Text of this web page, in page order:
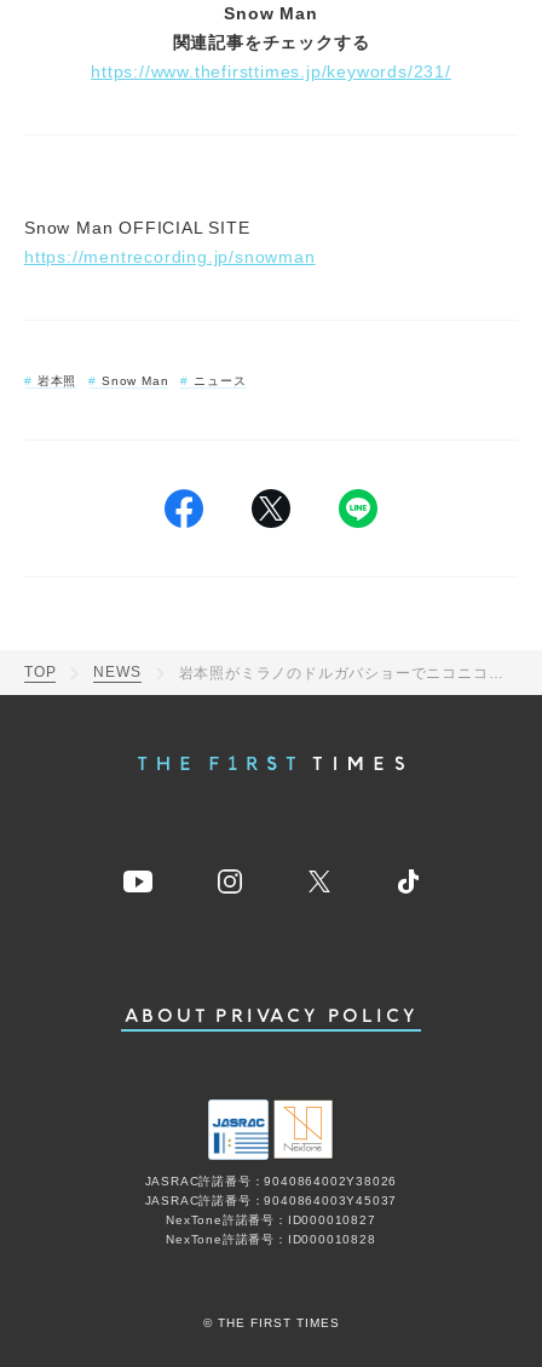
Snow Man
関連記事をチェックする
https://www.thefirsttimes.jp/keywords/231/
Snow Man OFFICIAL SITE
https://mentrecording.jp/snowman
岩本照 Snow Man ニュース
TOP NEWS
ABOUT PRIVACY POLICY
JASRAC許諾番号：9040864002Y38026
JASRAC許諾番号：9040864003Y45037
NexTone許諾番号：ID000010827
NexTone許諾番号：ID000010828
© THE FIRST TIMES